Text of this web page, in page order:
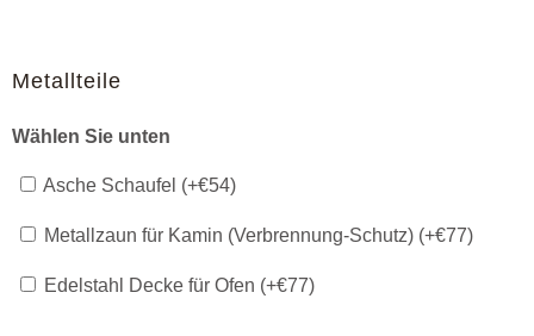
Metallteile
Wählen Sie unten
Asche Schaufel (+€54)
Metallzaun für Kamin (Verbrennung-Schutz) (+€77)
Edelstahl Decke für Ofen (+€77)